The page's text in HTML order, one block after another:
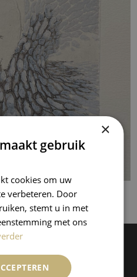
×
gebruik
cookies om uw
verbeteren. Door
stemt u in met
met ons